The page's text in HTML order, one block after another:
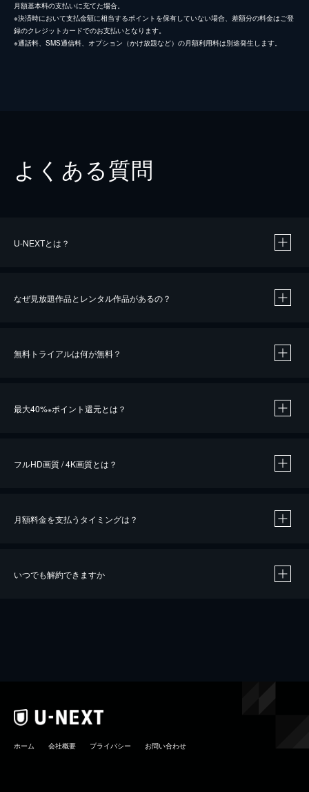
月額基本料の支払いに充てた場合。
※決済時において支払金額に相当するポイントを保有していない場合、差額分の料金はご登
録のクレジットカードでのお支払いとなります。
※通話料、SMS通信料、オプション（かけ放題など）の月額利用料は別途発生します。
よくある質問
U-NEXTとは？
なぜ見放題作品とレンタル作品があるの？
無料トライアルは何が無料？
最大40%※ポイント還元とは？
※40％ポイント還元の対象は、クレジットカード決済による作品の購入 / レンタルです。
フルHD画質 / 4K画質とは？
月額料金を支払うタイミングは？
いつでも解約できますか
ホーム 会社概要 プライバシー お問い合わせ